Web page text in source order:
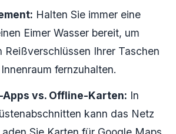
Halten Sie immer eine
Eimer Wasser bereit, um
Reißverschlüssen Ihrer Taschen
fernzuhalten.
vs. Offline-Karten: In
kann das Netz